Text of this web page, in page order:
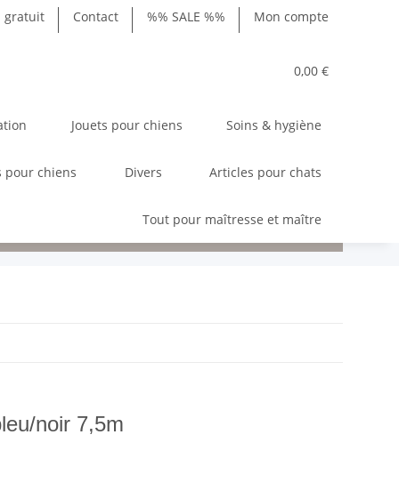
gratuit Contact %% SALE %% Mon compte
0,00 €
Jouets pour chiens Soins & hygiène
pour chiens Divers Articles pour chats
Tout pour maîtresse et maître
noir 7,5m